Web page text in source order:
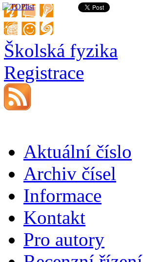
Školská fyzika
Registrace
Aktuální číslo
Archiv čísel
Informace
Kontakt
Pro autory